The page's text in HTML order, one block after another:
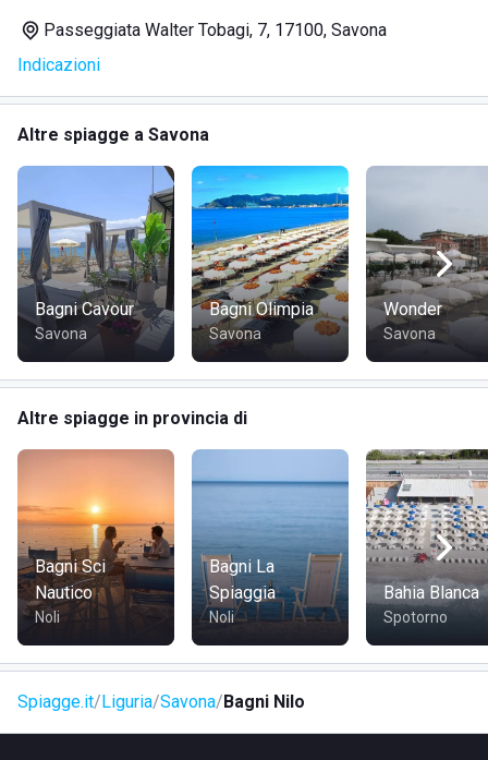
stradali via A10.
SERVIZI
Ombrelloni e lettini distanziati
Attività acquatiche: acquagym, immersioni, surf,
snorkeling, canoa, pedalò
Wi-Fi gratuito
Docce calde
Accesso facilitato per disabili
Dog beach per gli amici a quattro zampe
Visita il sito di Bagni Nilo
Passeggiata Walter Tobagi, 7, 17100, Savona
Indicazioni
Altre spiagge a Savona
Bagni Cavour
Savona
Bagni Olimpia
Savona
Wonder
Savona
Altre spiagge in provincia di
Bagni Sci
Nautico
Noli
Bagni La
Spiaggia
Noli
Bahia Blanca
Spotorno
Spiagge.it Liguria Savona Bagni Nilo